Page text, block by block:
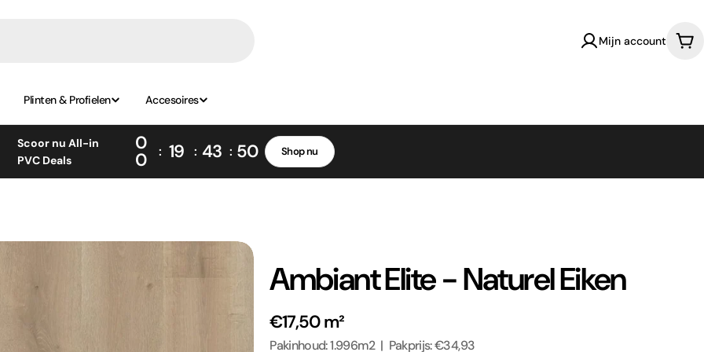
Mijn account
Plinten & Profielen Accesoires
Scoor nu All-in
PVC Deals
0
0 19 43 49 Shop nu
Ambiant Elite - Naturel Eiken
€17,50 m²
Pakinhoud: 1.996m2 | Pakprijs: €34,93